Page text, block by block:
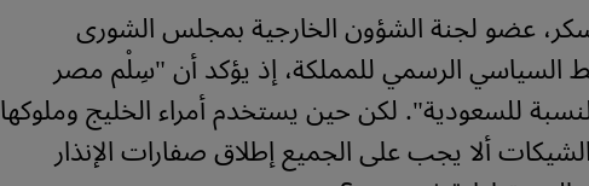
عضو لجنة الشؤون الخارجية بمجلس الشورى
السياسي الرسمي للمملكة، إذ يؤكد أن "سِلْم مصر
للسعودية". لكن حين يستخدم أمراء الخليج وملوكها
ألا يجب على الجميع إطلاق صفارات الإنذار